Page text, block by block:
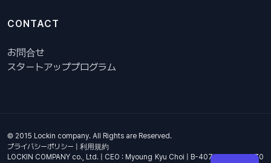
CONTACT
お問合せ
スタートアッププログラム
© 2015 Lockin company. All Rights are Reserved.
プライバシーポリシー
利用規約
LOCKIN COMPANY co., Ltd. | CEO : Myoung Kyu Choi | B-407, 4th Floor, 670